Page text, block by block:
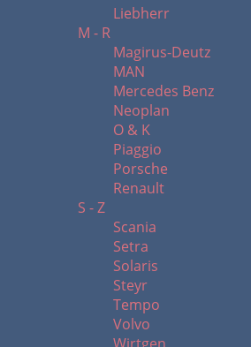
Liebherr
M - R
Magirus-Deutz
MAN
Mercedes Benz
Neoplan
O & K
Piaggio
Porsche
Renault
S - Z
Scania
Setra
Solaris
Steyr
Tempo
Volvo